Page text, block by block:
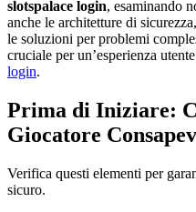
slotspalace login, esaminando
anche le architetture di
le soluzioni per problemi
cruciale per un’esperienza
login.
Prima di Iniziare:
Giocatore
Verifica questi elementi per
sicuro.